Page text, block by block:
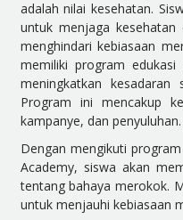
adalah nilai kesehatan.
untuk menjaga kesehatan
menghindari kebiasaan
memiliki program
meningkatkan
Program ini mencakup
kampanye, dan penyuluhan.
Dengan mengikuti
Academy, siswa akan
tentang bahaya merokok.
untuk menjauhi kebiasaan